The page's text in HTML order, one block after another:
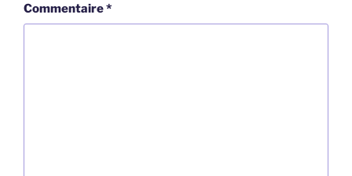
Commentaire*